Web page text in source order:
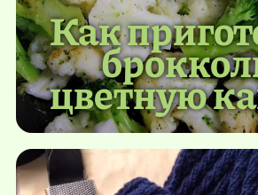
Как
цветную